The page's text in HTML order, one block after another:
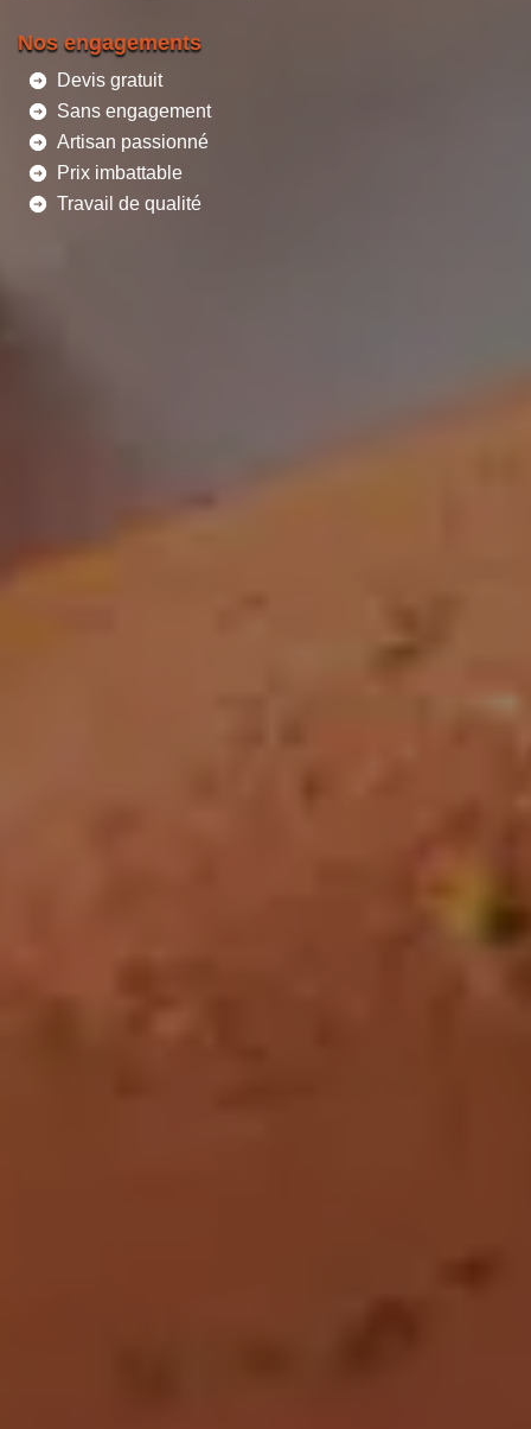
Nos engagements
Devis gratuit
Sans engagement
Artisan passionné
Prix imbattable
Travail de qualité